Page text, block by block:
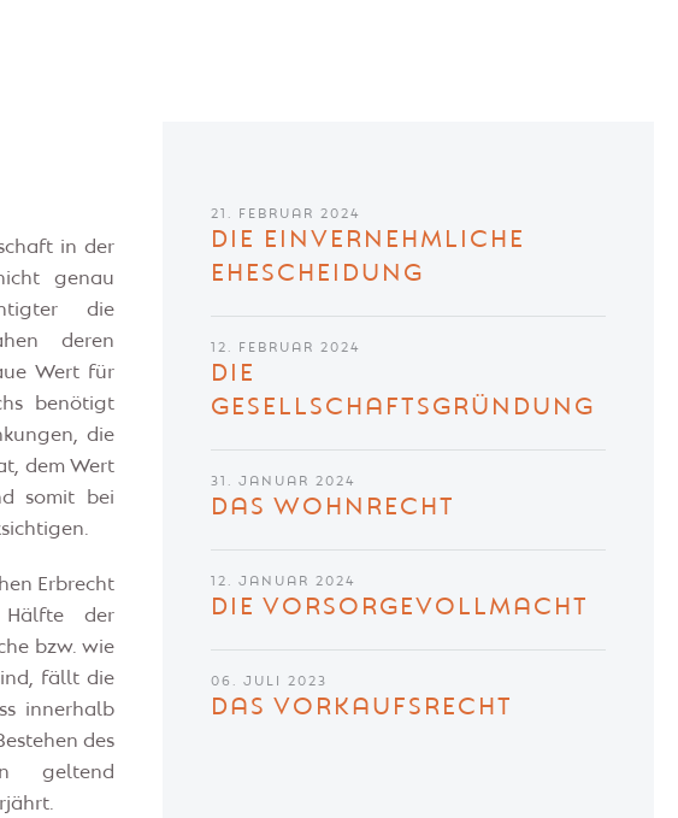
in der
genau
die
deren
Wert für
benötigt
die
dem Wert
somit bei
Erbrecht
der
bzw. wie
fällt die
innerhalb
des
geltend
21. FEBRUAR 2024
DIE EINVERNEHMLICHE
EHESCHEIDUNG
12. FEBRUAR 2024
DIE
GESELLSCHAFTSGRÜNDUNG
31. JANUAR 2024
DAS WOHNRECHT
12. JANUAR 2024
DIE VORSORGEVOLLMACHT
06. JULI 2023
DAS VORKAUFSRECHT